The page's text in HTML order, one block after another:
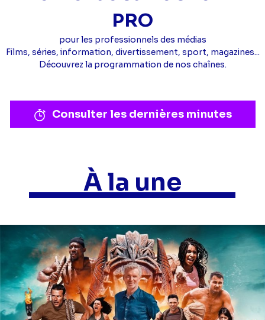
PRO
pour les professionnels des médias
Films, séries, information, divertissement, sport, magazines...
Découvrez la programmation de nos chaînes.
Consulter les dernières minutes
À la une